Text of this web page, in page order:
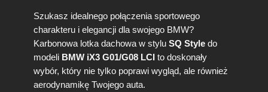
S
p
o
i
l
e
Szukasz idealnego połączenia sportowego
charakteru i elegancji dla swojego BMW?
Karbonowa lotka dachowa w stylu SQ Style do
modeli BMW iX3 G01/G08 LCI to doskonały
wybór, który nie tylko poprawi wygląd, ale również
aerodynamikę Twojego auta.